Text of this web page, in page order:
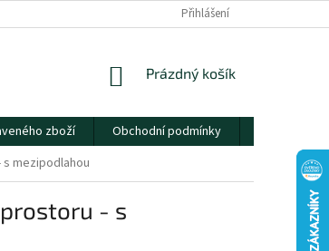
Přihlášení
NÁKUPNÍ
Prázdný košík
zboží Obchodní podmínky
mezipodlahou
- s